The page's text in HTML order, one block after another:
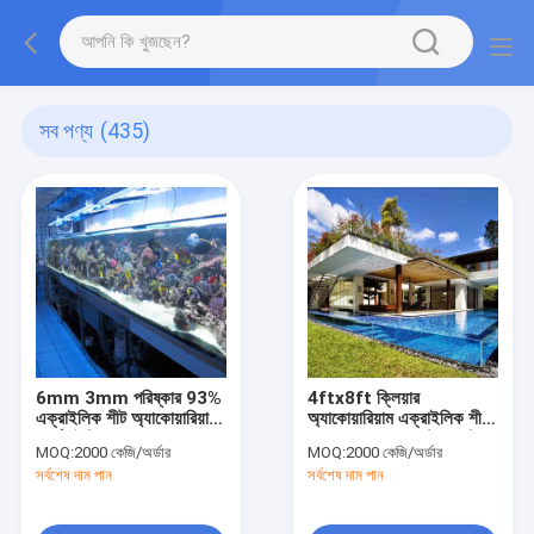
সব পণ্য (435)
6mm 3mm পরিষ্কার 93%
এক্রাইলিক শীট অ্যাকোয়ারিয়াম
MOQ:2000 কেজি/অর্ডার
সর্বশেষ দাম পান
4ftx8ft ক্লিয়ার
অ্যাকোয়ারিয়াম এক্রাইলিক শীট
পিএমএমএ
MOQ:2000 কেজি/অর্ডার
সর্বশেষ দাম পান